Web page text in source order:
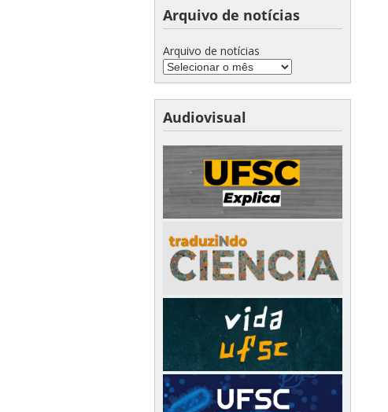
Arquivo de notícias
Arquivo de notícias
Audiovisual